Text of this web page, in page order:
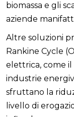
biomassa e gli
aziende
Altre soluzioni
Rankine Cycle
elettrica, come
industrie
sfruttano la
livello di